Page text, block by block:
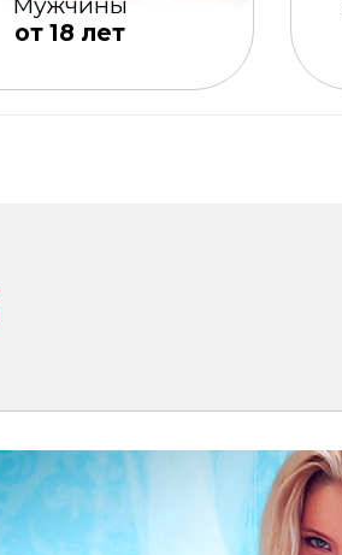
Мужчины
от 18 лет